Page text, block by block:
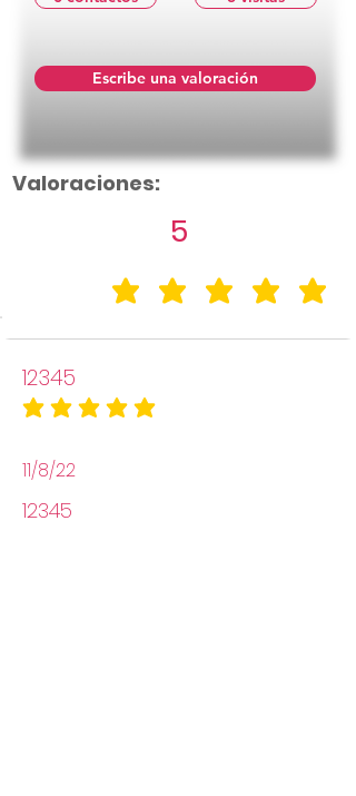
Escribe una valoración
Valoraciones:
5
la calificación
12345
la calificación promedio es 5 de 5
11/8/22
12345